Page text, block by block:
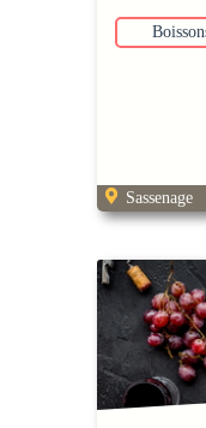
Sassenage